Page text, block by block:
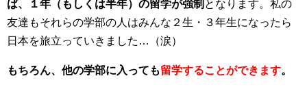
ば、１年（もしくは半年）の留学が強制 となります。私の
友達もそれらの学部の人はみんな２ 生・３年生になったら
日本を旅立っていきました…（涙）
もちろん、他の学部に入っても留学することができます。